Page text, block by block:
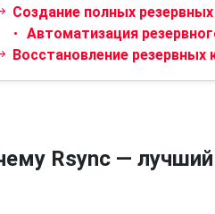
Создание полных
Автоматизация
Восстановление резервных
Rsync — лучший